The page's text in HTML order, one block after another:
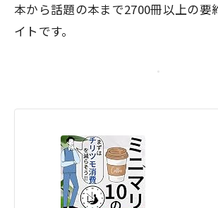
本から話題の本まで2700冊以上の要
イトです。